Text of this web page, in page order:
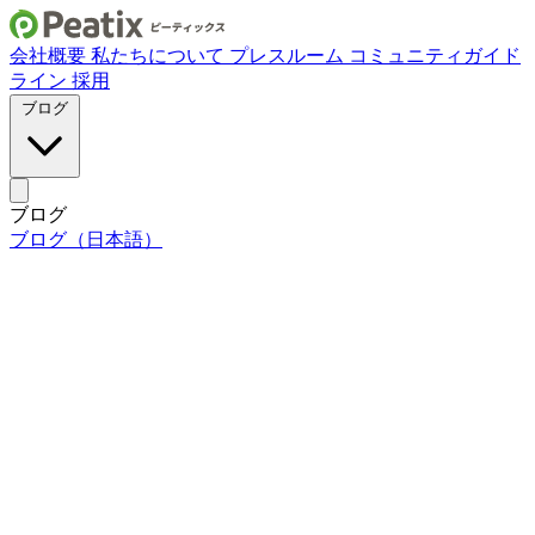
会社概要 私たちについて プレスルーム コミュニティガイド
ライン 採用
ブログ
ブログ（日本語）